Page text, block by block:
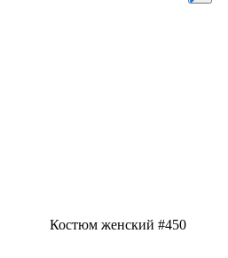
Костюм женский #450